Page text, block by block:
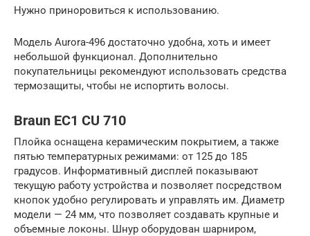
Нужно приноровиться к использованию.
Модель Aurora-496 достаточно удобна, хоть и имеет
небольшой функционал. Дополнительно
покупательницы рекомендуют использовать средства
термозащиты, чтобы не испортить волосы.
Braun EC1 CU 710
Плойка оснащена керамическим покрытием, а также
пятью температурных режимами: от 125 до 185
градусов. Информативный дисплей показывают
текущую работу устройства и позволяет посредством
кнопок удобно регулировать и управлять им. Диаметр
модели — 24 мм, что позволяет создавать крупные и
объемные локоны. Шнур оборудован шарниром,